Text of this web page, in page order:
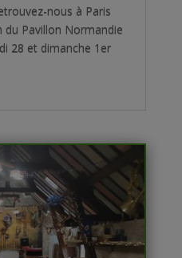
nous à Paris
du Pavillon Normandie
28 et dimanche 1er